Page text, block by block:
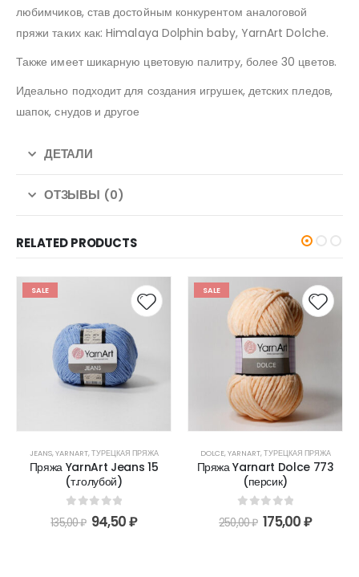
любимчиков, став достойным конкурентом аналоговой
пряжи таких как: Himalaya Dolphin baby, YarnArt Dolche.
Также имеет шикарную цветовую палитру, более 30 цветов.
Идеально подходит для создания игрушек, детских пледов,
шапок, снудов и другое
ДЕТАЛИ
ОТЗЫВЫ (0)
RELATED PRODUCTS
SALE
JEANS,YARNART,ТУРЕЦКАЯ ПРЯЖА
Пряжа YarnArt Jeans 15
(т.голубой)
out of 5
135,00₽ 94,50₽
SALE
DOLCE,YARNART,ТУРЕЦКАЯ ПРЯЖА
Пряжа Yarnart Dolce 773
(персик)
out of 5
250,00₽ 175,00₽